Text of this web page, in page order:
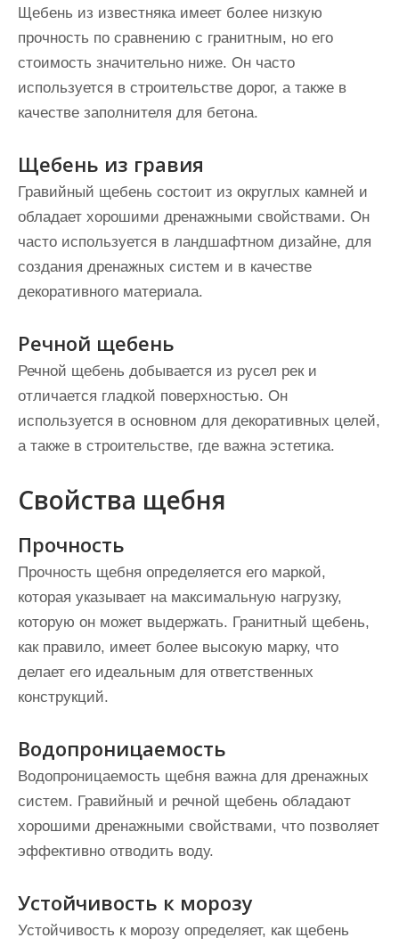
Щебень из известняка имеет более низкую
прочность по сравнению с гранитным, но его
стоимость значительно ниже. Он часто
используется в строительстве дорог, а также в
качестве заполнителя для бетона.
Щебень из гравия
Гравийный щебень состоит из округлых камней и
обладает хорошими дренажными свойствами. Он
часто используется в ландшафтном дизайне, для
создания дренажных систем и в качестве
декоративного материала.
Речной щебень
Речной щебень добывается из русел рек и
отличается гладкой поверхностью. Он
используется в основном для декоративных целей,
а также в строительстве, где важна эстетика.
Свойства щебня
Прочность
Прочность щебня определяется его маркой,
которая указывает на максимальную нагрузку,
которую он может выдержать. Гранитный щебень,
как правило, имеет более высокую марку, что
делает его идеальным для ответственных
конструкций.
Водопроницаемость
Водопроницаемость щебня важна для дренажных
систем. Гравийный и речной щебень обладают
хорошими дренажными свойствами, что позволяет
эффективно отводить воду.
Устойчивость к морозу
Устойчивость к морозу определяет, как щебень